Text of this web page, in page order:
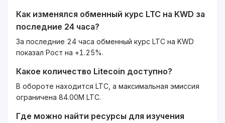
Как изменялся обменный курс LTC на KWD за
последние 24 часа?
За последние 24 часа обменный курс LTC на KWD
показал Рост на +1.25%.
Какое количество Litecoin доступно?
В обороте находится LTC, а максимальная эмиссия
ограничена 84.00M LTC.
Где можно найти ресурсы для изучения